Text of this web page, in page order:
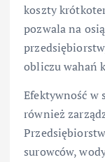
koszty
pozwala na
obliczu wahań
Efektywność w
również
surowców,